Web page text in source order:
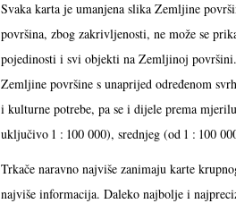
Svaka karta je umanjena slika Zemljine
površina, zbog zakrivljenosti, ne može se
pojedinosti i svi objekti na Zemljinoj
Zemljine površine s unaprijed određenom
i kulturne potrebe, pa se i dijele prema
uključivo 1 : 100 000), srednjeg (od 1 : 100
Trkače naravno najviše zanimaju karte
najviše informacija. Daleko najbolje i